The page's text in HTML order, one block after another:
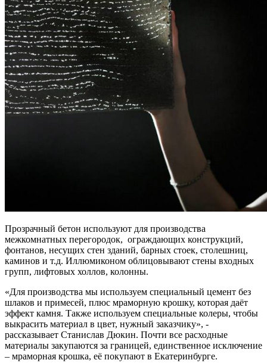
Прозрачный бетон используют для производства
межкомнатных перегородок, ограждающих конструкций,
фонтанов, несущих стен зданий, барных стоек, столешниц,
каминов и т.д. Иллюмиконом облицовывают стены входных
групп, лифтовых холлов, колонны.
«Для производства мы используем специальный цемент без
шлаков и примесей, плюс мраморную крошку, которая даёт
эффект камня. Также используем специальные колеры, чтобы
выкрасить материал в цвет, нужный заказчику», -
рассказывает Станислав Дюкин. Почти все расходные
материалы закупаются за границей, единственное исключение
– мраморная крошка, её покупают в Екатеринбурге.